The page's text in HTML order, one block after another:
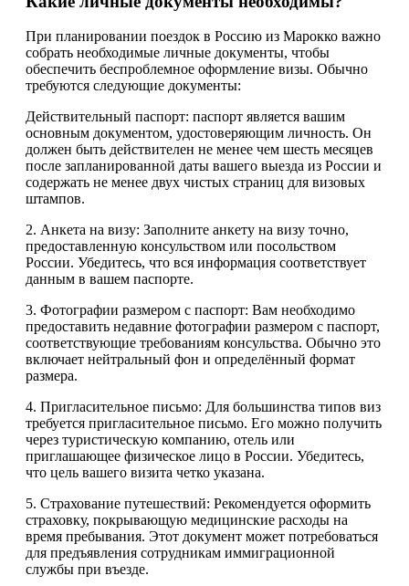
При планировании поездок в Россию из Марокко важно
собрать необходимые личные документы, чтобы
обеспечить беспроблемное оформление визы. Обычно
требуются следующие документы:
Действительный паспорт: паспорт является вашим
основным документом, удостоверяющим личность. Он
должен быть действителен не менее чем шесть месяцев
после запланированной даты вашего выезда из России и
содержать не менее двух чистых страниц для визовых
штампов.
2. Анкета на визу: Заполните анкету на визу точно,
предоставленную консульством или посольством
России. Убедитесь, что вся информация соответствует
данным в вашем паспорте.
3. Фотографии размером с паспорт: Вам необходимо
предоставить недавние фотографии размером с паспорт,
соответствующие требованиям консульства. Обычно это
включает нейтральный фон и определённый формат
размера.
4. Пригласительное письмо: Для большинства типов виз
требуется пригласительное письмо. Его можно получить
через туристическую компанию, отель или
приглашающее физическое лицо в России. Убедитесь,
что цель вашего визита четко указана.
5. Страхование путешествий: Рекомендуется оформить
страховку, покрывающую медицинские расходы на
время пребывания. Этот документ может потребоваться
для предъявления сотрудникам иммиграционной
службы при въезде.